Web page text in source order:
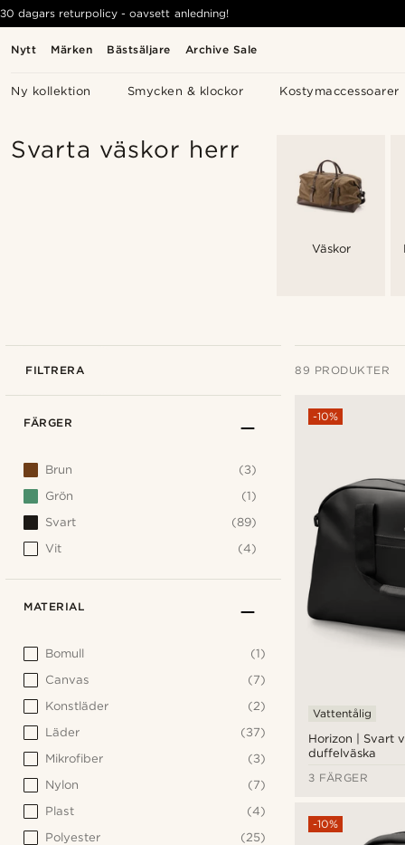
Nytt Märken Bästsäljare Archive Sale
Ny kollektion Smycken & klockor Kostymaccessoarer
30 dagars returpolicy - oavsett anledning!
Svarta väskor herr
Väskor
FILTRERA 89 PRODUKTER
Horizon | Svart
duffelväska
-10%
Vattentålig
3 FÄRGER
-10%
FÄRGER
Brun
(3)
Grön
(1)
Svart
(89)
Vit
(4)
MATERIAL
Bomull
(1)
Canvas
(7)
Konstläder
(2)
Läder
(37)
Mikrofiber
(3)
Nylon
(7)
Plast
(4)
Polyester
(25)